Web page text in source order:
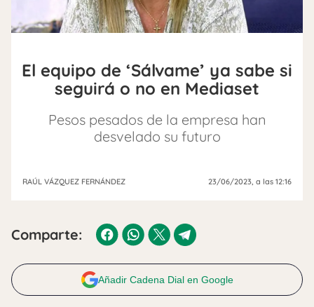
El equipo de ‘Sálvame’ ya sabe si
seguirá o no en Mediaset
Pesos pesados de la empresa han
desvelado su futuro
RAÚL VÁZQUEZ FERNÁNDEZ 23/06/2023, a las 12:16
Comparte:
Añadir Cadena Dial en Google